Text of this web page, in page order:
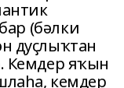
(бәлки
дуҫлыҡтан
Кемдер яҡын
кемдер